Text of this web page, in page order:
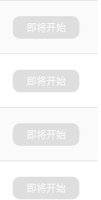
即将开始
即将开始
即将开始
即将开始